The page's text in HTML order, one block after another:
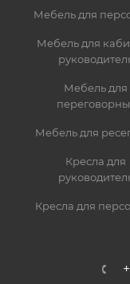
Мебель для
Мебель для
Мебель для
Мебель для
Кресла для
Кресла для